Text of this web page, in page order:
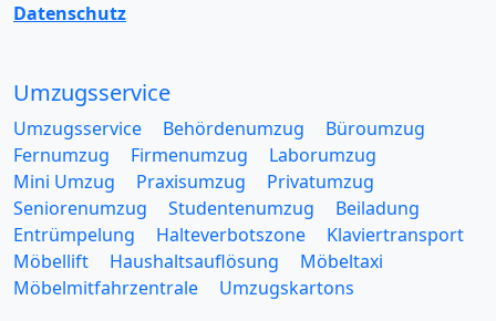
Datenschutz
Umzugsservice
Umzugsservice Behördenumzug
Büroumzug
Fernumzug
Firmenumzug
Laborumzug
Mini Umzug
Praxisumzug
Privatumzug
Seniorenumzug
Studentenumzug
Beiladung
Entrümpelung
Halteverbotszone
Klaviertransport
Möbellift
Haushaltsauflösung
Möbeltaxi
Möbelmitfahrzentrale
Umzugskartons